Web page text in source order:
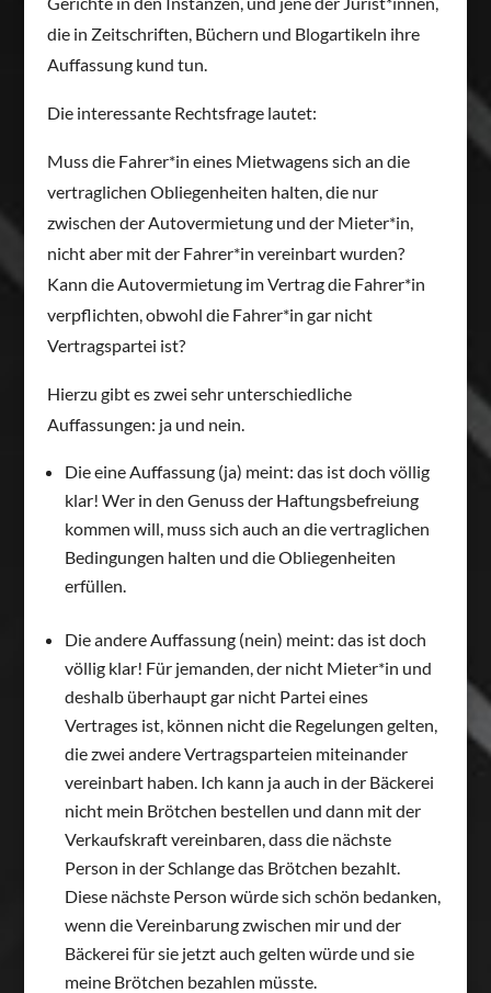
die in Zeitschriften, Büchern und Blogartikeln ihre
Auffassung kund tun.
Die interessante Rechtsfrage lautet:
Muss die Fahrer*in eines Mietwagens sich an die
vertraglichen Obliegenheiten halten, die nur
zwischen der Autovermietung und der Mieter*in,
nicht aber mit der Fahrer*in vereinbart wurden?
Kann die Autovermietung im Vertrag die Fahrer*in
verpflichten, obwohl die Fahrer*in gar nicht
Vertragspartei ist?
Hierzu gibt es zwei sehr unterschiedliche
Auffassungen: ja und nein.
Die eine Auffassung (ja) meint: das ist doch völlig
klar! Wer in den Genuss der Haftungsbefreiung
kommen will, muss sich auch an die vertraglichen
Bedingungen halten und die Obliegenheiten
erfüllen.
Die andere Auffassung (nein) meint: das ist doch
völlig klar! Für jemanden, der nicht Mieter*in und
deshalb überhaupt gar nicht Partei eines
Vertrages ist, können nicht die Regelungen gelten,
die zwei andere Vertragsparteien miteinander
vereinbart haben. Ich kann ja auch in der Bäckerei
nicht mein Brötchen bestellen und dann mit der
Verkaufskraft vereinbaren, dass die nächste
Person in der Schlange das Brötchen bezahlt.
Diese nächste Person würde sich schön bedanken,
wenn die Vereinbarung zwischen mir und der
Bäckerei für sie jetzt auch gelten würde und sie
meine Brötchen bezahlen müsste.